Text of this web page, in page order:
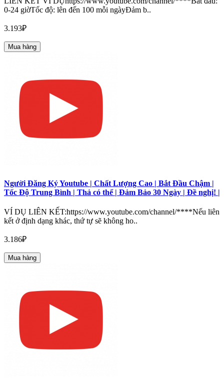
0-24 giờTốc độ: lên đến 100 mỗi ngàyĐảm b..
3.193₽
Mua hàng
Người Đăng Ký Youtube | Chất Lượng Cao | Bắt Đầu Chậm |
Tốc Độ Trung Bình | Thả có thể | Đảm Bảo 30 Ngày | Đề nghị! |
VÍ DỤ LIÊN KẾT:https://www.youtube.com/channel/****Nếu liên
kết ở định dạng khác, thứ tự sẽ không ho..
3.186₽
Mua hàng